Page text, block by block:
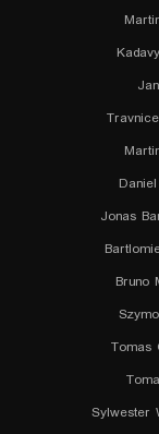
Jonas
Bruno
Tomas
Sylwester